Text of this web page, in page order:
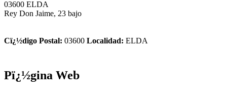
03600 ELDA
Rey Don Jaime, 23 bajo
Cï¿½digo Postal: 03600 Localidad: ELDA
Pï¿½gina Web